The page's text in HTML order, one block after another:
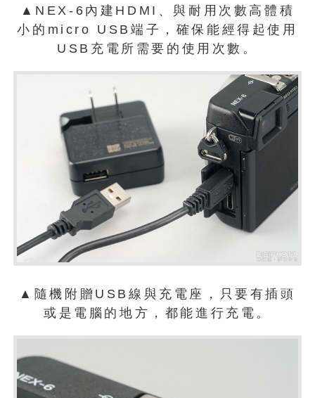
▲NEX-6內建HDMI、與耐用次數高體積
小的micro USB端子，確保能經得起使用
USB充電所需要的使用次數。
▲隨機附贈USB線與充電座，只要有插頭
或是電腦的地方，都能進行充電。